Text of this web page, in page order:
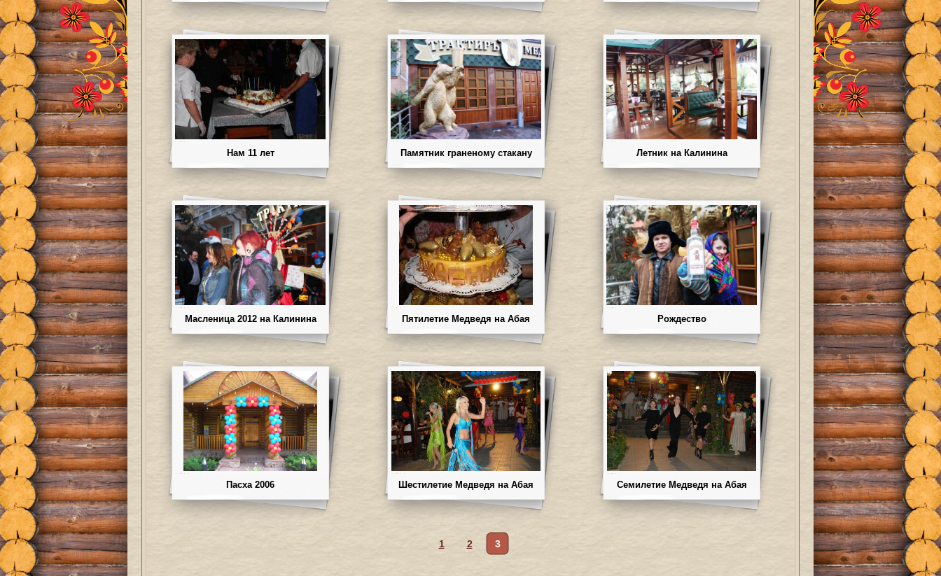
Нам 11 лет Памятник граненому стакану Летник на Калинина
Масленица 2012 на Калинина Пятилетие Медведя на Абая Рождество
Пасха 2006 Шестилетие Медведя на Абая Семилетие Медведя на Абая
1 2 3